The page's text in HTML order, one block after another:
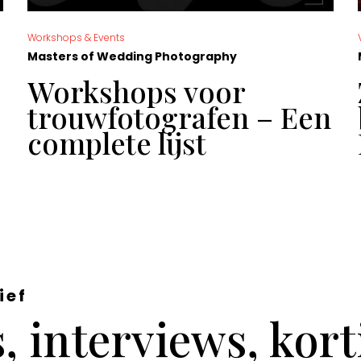
Workshops & Events
Masters of Wedding Photography
Workshops voor
trouwfotografen – Een
complete lijst
interviews,